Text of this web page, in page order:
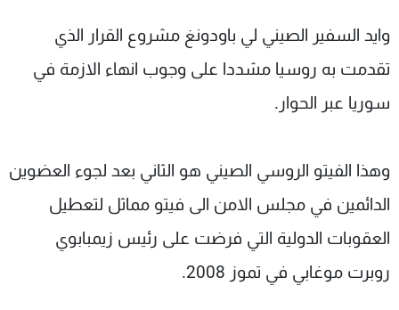
وايد السفير الصيني لي باودونغ مشروع القرار الذي
تقدمت به روسيا مشددا على وجوب انهاء الازمة في
سوريا عبر الحوار.
وهذا الفيتو الروسي الصيني هو الثاني بعد لجوء العضوين
الدائمين في مجلس الامن الى فيتو مماثل لتعطيل
العقوبات الدولية التي فرضت على رئيس زيمبابوي
روبرت موغابي في تموز 2008.